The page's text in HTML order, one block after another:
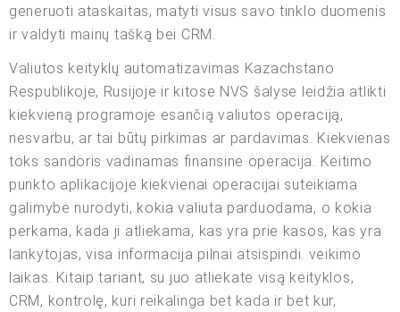
generuoti ataskaitas, matyti visus savo tinklo duomenis
ir valdyti mainų tašką bei CRM.
Valiutos keityklų automatizavimas Kazachstano
Respublikoje, Rusijoje ir kitose NVS šalyse leidžia atlikti
kiekvieną programoje esančią valiutos operaciją,
nesvarbu, ar tai būtų pirkimas ar pardavimas. Kiekvienas
toks sandoris vadinamas finansine operacija. Keitimo
punkto aplikacijoje kiekvienai operacijai suteikiama
galimybė nurodyti, kokia valiuta parduodama, o kokia
perkama, kada ji atliekama, kas yra prie kasos, kas yra
lankytojas, visa informacija pilnai atsispindi. veikimo
laikas. Kitaip tariant, su juo atliekate visą keityklos,
CRM, kontrolę, kuri reikalinga bet kada ir bet kur,